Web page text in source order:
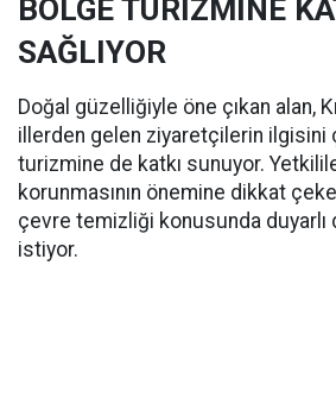
BÖLGE TURİZMİNE
SAĞLIYOR
Doğal güzelliğiyle öne çıkan alan,
illerden gelen ziyaretçilerin ilgisini
turizmine de katkı sunuyor.
korunmasının önemine dikkat
çevre temizliği konusunda duyarlı
istiyor.